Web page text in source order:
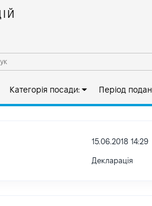
Категорія посади: Період
15.06.2018 14:29
Декларація